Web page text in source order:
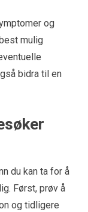
og
mulig
bidra til en
du kan ta for å
Først, prøv å
og tidligere